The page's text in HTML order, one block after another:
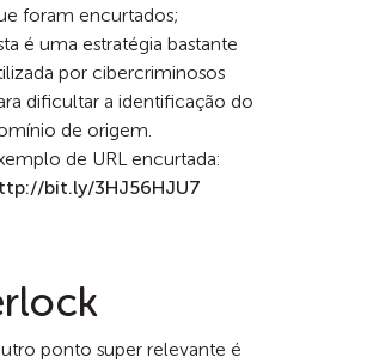
foram encurtados;
é uma estratégia bastante
por cibercriminosos
dificultar a identificação do
de origem.
de URL encurtada:
bit.ly/3HJ56HJU7
ponto super relevante é